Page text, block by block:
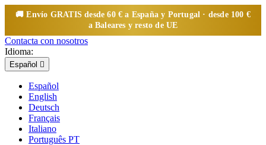
🚚 Envío GRATISdesde 60 € a España y Portugal · desde 100 €
a Baleares y resto de UE
Contacta con nosotros
Idioma:
Español 
Español
English
Deutsch
Français
Italiano
Português PT